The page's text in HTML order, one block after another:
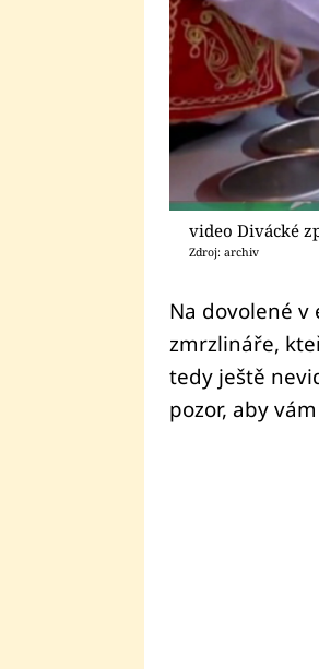
video Divácké
Zdroj: archiv
Na dovolené v
zmrzlináře,
tedy ještě
pozor, aby